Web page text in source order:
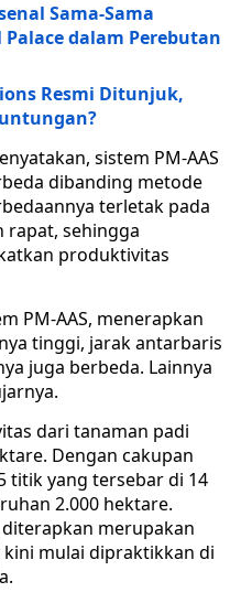
Sama-Sama
dalam Perebutan
Resmi Ditunjuk,
sistem PM-AAS
dibanding metode
terletak pada
rapat, sehingga
produktivitas
PM-AAS, menerapkan
tinggi, jarak antarbaris
juga berbeda. Lainnya
dari tanaman padi
Dengan cakupan
titik yang tersebar di 14
2.000 hektare.
merupakan
kini mulai dipraktikkan di